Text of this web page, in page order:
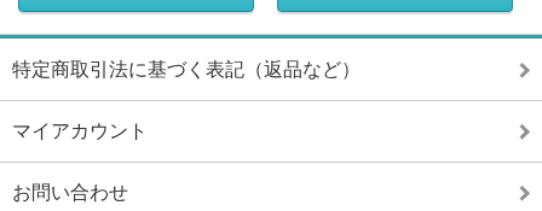
特定商取引法に基づく表記（返品など）
マイアカウント
お問い合わせ